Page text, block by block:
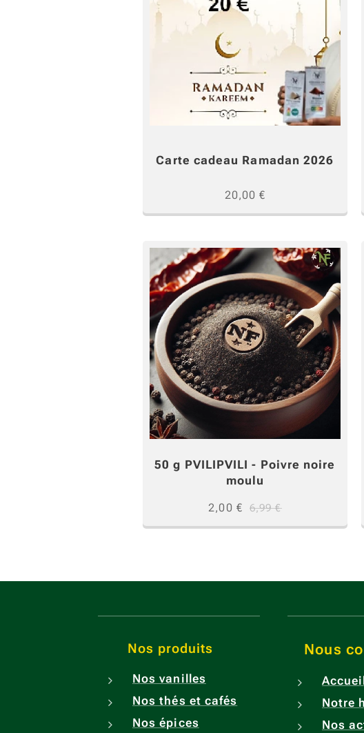
Carte cadeau Ramadan 2026
20,00 €
50 g PVILIPVILI - Poivre noire
moulu
2,00 € 6,99€
Nos produits
Nos vanilles
Nos thés et cafés
Nos épices
Nous
Notre
Nos